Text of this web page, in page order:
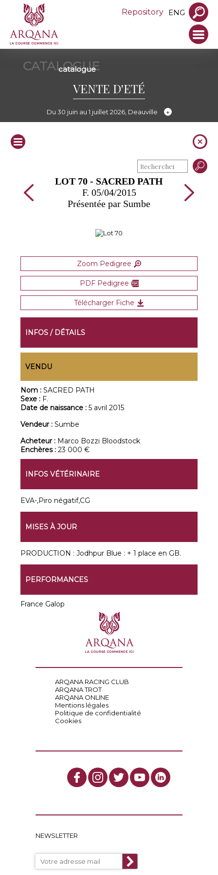
Repository ENG
CATALOGUE
catalogue
VENTE D'ETÉ
Du 30 juin au 1 juillet 2026, Deauville
LOT 70 - SACRED PATH
F. 05/04/2015
Présentée par Sumbe
Zoom Pedigree
PDF Pedigree
Télécharger Fiche
INFOS / DÉTAILS
VENDU
Nom :SACRED PATH
Sexe : F.
Date de naissance :5 avril 2015
Vendeur :Sumbe
Acheteur : Marco Bozzi Bloodstock
Enchères :23 000 €
INFOS VÉTÉRINAIRE
EVA-,Piro négatif,CG
MISES À JOUR
PRODUCTION : Jodhpur Blue : + 1 place en GB.
PERFORMANCES
France Galop
ARQANA RACING CLUB
ARQANA TROT
ARQANA ONLINE
Mentions légales
Politique de confidentialité
Cookies
NEWSLETTER